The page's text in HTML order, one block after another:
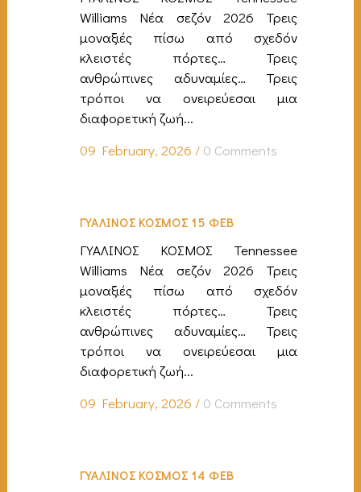
Williams Νέα σεζόν 2026 Τρεις
μοναξιές πίσω από σχεδόν
κλειστές πόρτες… Τρεις
ανθρώπινες αδυναμίες… Τρεις
τρόποι να ονειρεύεσαι μια
διαφορετική ζωή...
09 February, 2026 / 0 Comments
ΓΥΑΛΙΝΟΣ ΚΟΣΜΟΣ 15 ΦΕΒ
ΓΥΑΛΙΝΟΣ ΚΟΣΜΟΣ Tennessee
Williams Νέα σεζόν 2026 Τρεις
μοναξιές πίσω από σχεδόν
κλειστές πόρτες… Τρεις
ανθρώπινες αδυναμίες… Τρεις
τρόποι να ονειρεύεσαι μια
διαφορετική ζωή...
09 February, 2026 / 0 Comments
ΓΥΑΛΙΝΟΣ ΚΟΣΜΟΣ 14 ΦΕΒ